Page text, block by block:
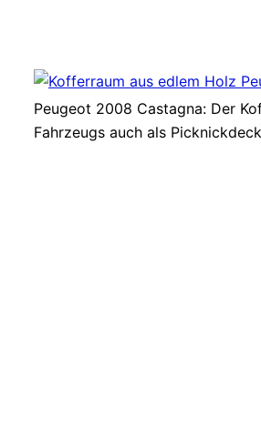
Peugeot 2008 Castagna: Der
Fahrzeugs auch als